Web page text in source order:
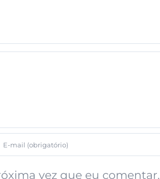
vez que eu comentar.